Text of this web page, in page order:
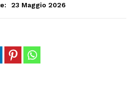
23 Maggio 2026